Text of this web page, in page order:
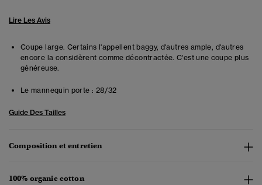
Lire Les Avis
Coupe large. Certains l'appellent baggy, d'autres ample, d'autres
encore la considèrent comme décontractée. C'est une coupe plus
généreuse.
Le mannequin porte : 28/32
Guide Des Tailles
Composition et entretien
100% organic cotton